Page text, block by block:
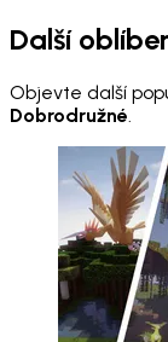
Další
Objevte další
Dobrodružné.